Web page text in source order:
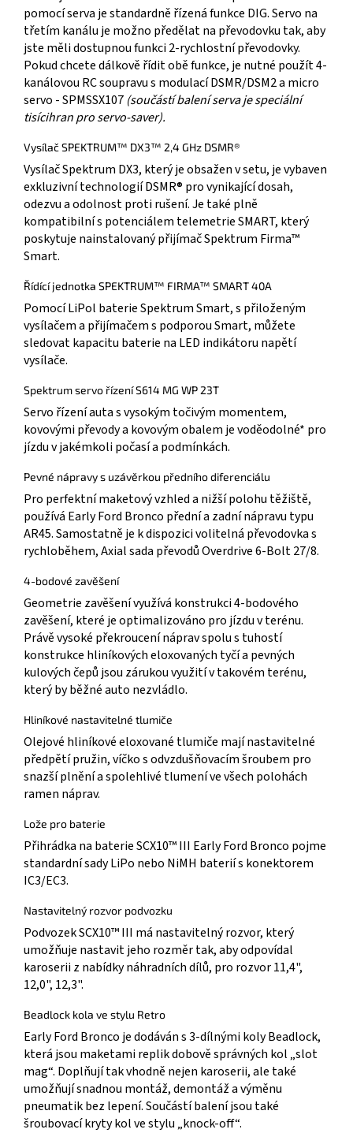
pomocí serva je standardně řízená funkce DIG. Servo na
třetím kanálu je možno předělat na převodovku tak, aby
jste měli dostupnou funkci 2-rychlostní převodovky.
Pokud chcete dálkově řídit obě funkce, je nutné použít 4-
kanálovou RC soupravu s modulací DSMR/DSM2 a micro
servo - SPMSSX107 (součástí balení serva je speciální
tisícihran pro servo-saver).
Vysílač SPEKTRUM™ DX3™ 2,4 GHz DSMR®
Vysílač Spektrum DX3, který je obsažen v setu, je vybaven
exkluzivní technologií DSMR® pro vynikající dosah,
odezvu a odolnost proti rušení. Je také plně
kompatibilní s potenciálem telemetrie SMART, který
poskytuje nainstalovaný přijímač Spektrum Firma™
Smart.
Řídící jednotka SPEKTRUM™ FIRMA™ SMART 40A
Pomocí LiPol baterie Spektrum Smart, s přiloženým
vysílačem a přijímačem s podporou Smart, můžete
sledovat kapacitu baterie na LED indikátoru napětí
vysílače.
Spektrum servo řízení S614 MG WP 23T
Servo řízení auta s vysokým točivým momentem,
kovovými převody a kovovým obalem je voděodolné* pro
jízdu v jakémkoli počasí a podmínkách.
Pevné nápravy s uzávěrkou předního diferenciálu
Pro perfektní maketový vzhled a nižší polohu těžiště,
používá Early Ford Bronco přední a zadní nápravu typu
AR45. Samostatně je k dispozici volitelná převodovka s
rychloběhem, Axial sada převodů Overdrive 6-Bolt 27/8.
4-bodové zavěšení
Geometrie zavěšení využívá konstrukci 4-bodového
zavěšení, které je optimalizováno pro jízdu v terénu.
Právě vysoké překroucení náprav spolu s tuhostí
konstrukce hliníkových eloxovaných tyčí a pevných
kulových čepů jsou zárukou využití v takovém terénu,
který by běžné auto nezvládlo.
Hliníkové nastavitelné tlumiče
Olejové hliníkové eloxované tlumiče mají nastavitelné
předpětí pružin, víčko s odvzdušňovacím šroubem pro
snazší plnění a spolehlivé tlumení ve všech polohách
ramen náprav.
Lože pro baterie
Přihrádka na baterie SCX10™ III Early Ford Bronco pojme
standardní sady LiPo nebo NiMH baterií s konektorem
IC3/EC3.
Nastavitelný rozvor podvozku
Podvozek SCX10™ III má nastavitelný rozvor, který
umožňuje nastavit jeho rozměr tak, aby odpovídal
karoserii z nabídky náhradních dílů, pro rozvor 11,4",
12,0", 12,3".
Beadlock kola ve stylu Retro
Early Ford Bronco je dodáván s 3-dílnými koly Beadlock,
která jsou maketami replik dobově správných kol „slot
mag“. Doplňují tak vhodně nejen karoserii, ale také
umožňují snadnou montáž, demontáž a výměnu
pneumatik bez lepení. Součástí balení jsou také
šroubovací kryty kol ve stylu „knock-off“.